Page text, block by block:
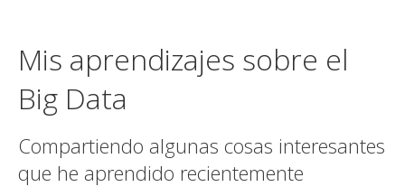
Mis aprendizajes sobre el
Big Data
Compartiendo algunas cosas interesantes
que he aprendido recientemente